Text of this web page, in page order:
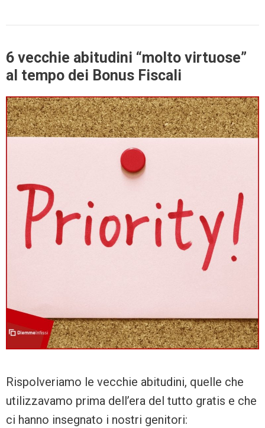
6 vecchie abitudini “molto virtuose”
al tempo dei Bonus Fiscali
Rispolveriamo le vecchie abitudini, quelle che
utilizzavamo prima dell’era del tutto gratis e che
ci hanno insegnato i nostri genitori: